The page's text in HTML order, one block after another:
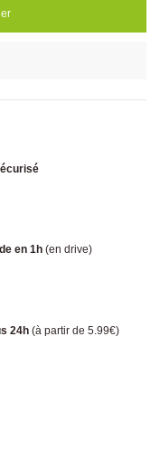
en 1h (en drive)
24h (à partir de 5.99€)